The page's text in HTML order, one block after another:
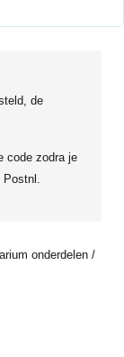
de
code zodra je
Postnl.
onderdelen /